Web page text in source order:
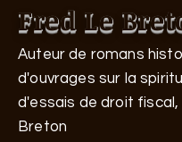
Fred Le
Auteur de romans
d'ouvrages sur la
d'essais de droit fiscal,
Breton